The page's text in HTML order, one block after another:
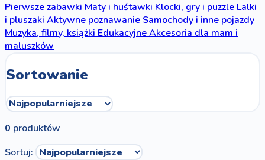
Pierwsze zabawkiMaty i huśtawkiKlocki, gry i puzzleLalki
i pluszakiAktywne poznawanieSamochody i inne pojazdy
Muzyka, filmy, książkiEdukacyjneAkcesoria dla mam i
maluszków
Sortowanie
0 produktów
Sortuj: